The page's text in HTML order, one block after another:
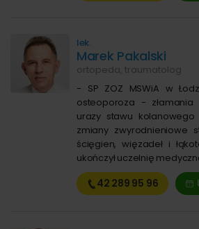
lek.
Marek Pakalski
ortopeda, traumatolog
- SP ZOZ MSWiA w
osteoporoza -
urazy stawu
zmiany zwyrodnieniowe
ścięgien, więzadeł i
ukończył uczelnię
42 289 95 96